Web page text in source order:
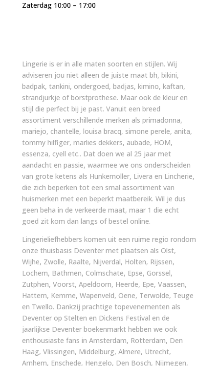
Zaterdag 10:00 – 17:00
Lingerie is er in alle maten soorten en stijlen. Wij
adviseren jou niet alleen de juiste maat bh, bikini,
badpak, tankini, ondergoed, badjas, kimino, kaftan,
strandjurkje of borstprothese. Maar ook de kleur en
stijl die perfect bij je past. Vanuit een breed
assortiment verschillende merken als primadonna,
mariejo, chantelle, louisa bracq, simone perele, anita,
tommy hilfiger, marlies dekkers, aubade, HOM,
essenza, cyell etc.. Dat doen we al 25 jaar met
aandacht en passie, waarmee we ons onderscheiden
van grote ketens als Hunkemoller, Livera en Lincherie,
die zich beperken tot een smal assortiment van
huismerken met een beperkt maatbereik. Wil je dus
geen beha in de verkeerde maat, maar 1 die echt
goed zit kom dan langs of bestel online.
Lingerieliefhebbers komen uit een ruime regio rondom
onze thuisbasis Deventer met plaatsen als Olst,
Wijhe, Zwolle, Raalte, Nijverdal, Holten, Rijssen,
Lochem, Bathmen, Colmschate, Epse, Gorssel,
Zutphen, Voorst, Apeldoorn, Heerde, Epe, Vaassen,
Hattem, Kemme, Wapenveld, Oene, Terwolde, Teuge
en Twello. Dankzij prachtige topevenementen als
Deventer op Stelten en Dickens Festival en de
jaarlijkse Deventer boekenmarkt hebben we ook
enthousiaste fans in Amsterdam, Rotterdam, Den
Haag, Vlissingen, Middelburg, Almere, Utrecht,
Arnhem, Enschede, Hengelo, Den Bosch, Nijmegen,